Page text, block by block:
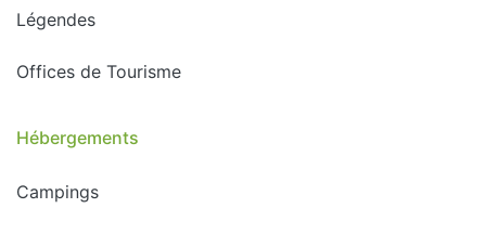
Légendes
Offices de Tourisme
Hébergements
Campings